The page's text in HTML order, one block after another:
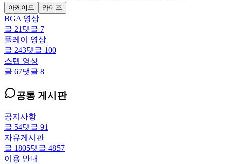
아케이드 라이즈
BGA 영상
글 21 댓글 7
플레이 영상
글 243댓글 100
스텝 영상
글 67댓글 8
공통 게시판
공지사항
글 54댓글 91
자유게시판
글 1805댓글 4857
이용 안내